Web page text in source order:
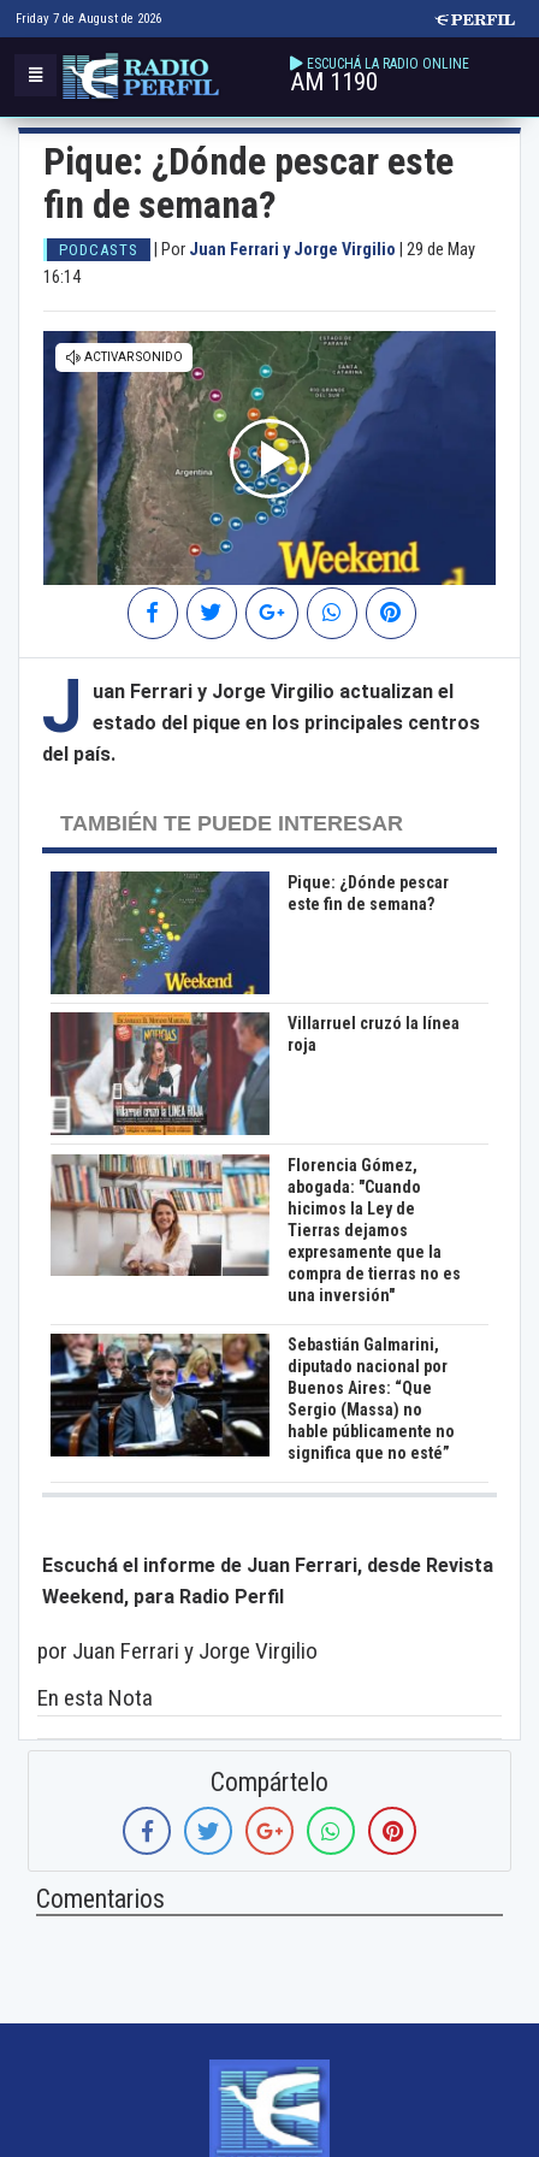
Friday 7 de August de 2026
ESCUCHÁ LA RADIO ONLINE
AM 1190
Pique: ¿Dónde pescar este
fin de semana?
PODCASTS Por Juan Ferrari y Jorge Virgilio 29 de May
16:14
J
uan Ferrari y Jorge Virgilio actualizan el
estado del pique en los principales centros
del país.
TAMBIÉN TE PUEDE INTERESAR
Pique: ¿Dónde pescar
este fin de semana?
Villarruel cruzó la línea
roja
Florencia Gómez,
abogada: "Cuando
hicimos la Ley de
Tierras dejamos
expresamente que la
compra de tierras no es
una inversión"
Sebastián Galmarini,
diputado nacional por
Buenos Aires: “Que
Sergio (Massa) no
hable públicamente no
significa que no esté”
Escuchá el informe de Juan Ferrari, desde Revista
Weekend, para Radio Perfil
por Juan Ferrari y Jorge Virgilio
En esta Nota
Compártelo
Comentarios